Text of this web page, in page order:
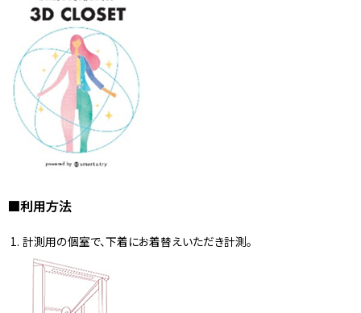
■利用方法
計測用の個室で、下着にお着替えいただき計測。